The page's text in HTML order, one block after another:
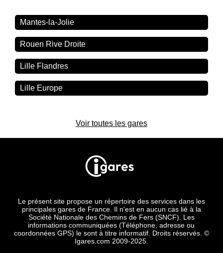
Mantes-la-Jolie
Rouen Rive Droite
Lille Flandres
Lille Europe
Voir toutes les gares
Le présent site propose un répertoire des services dans les
principales gares de France. Il n'est en aucun cas lié à la
Société Nationale des Chemins de Fers (SNCF). Les
informations communiquées (Téléphone, adresse ou
coordonnées GPS) le sont à titre informatif. Droits réservés. ©
Igares.com 2009-2025.